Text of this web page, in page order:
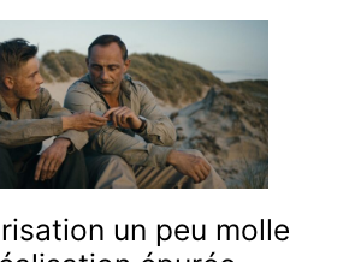
un peu molle